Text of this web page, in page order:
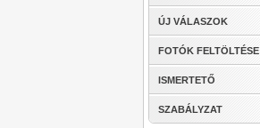
ÚJ VÁLASZOK
FOTÓK FELTÖLTÉSE
ISMERTETŐ
SZABÁLYZAT